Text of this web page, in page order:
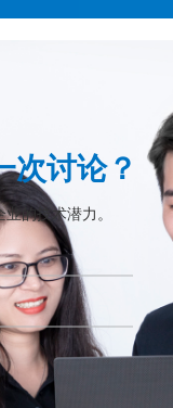
次讨论？
的技术潜力。